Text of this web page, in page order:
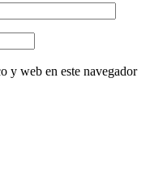
y web en este navegador